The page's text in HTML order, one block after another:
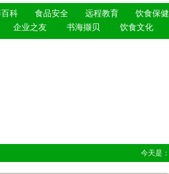
科 食品安全 远程教育 饮食保健
企业之友 书海撷贝 饮食文化
今天是：